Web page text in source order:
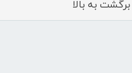
برگشت به بالا